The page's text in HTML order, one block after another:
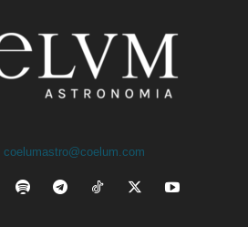
coelumastro@coelum.com